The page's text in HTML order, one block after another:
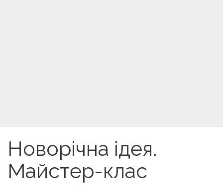
Новорічна ідея.
Майстер-клас